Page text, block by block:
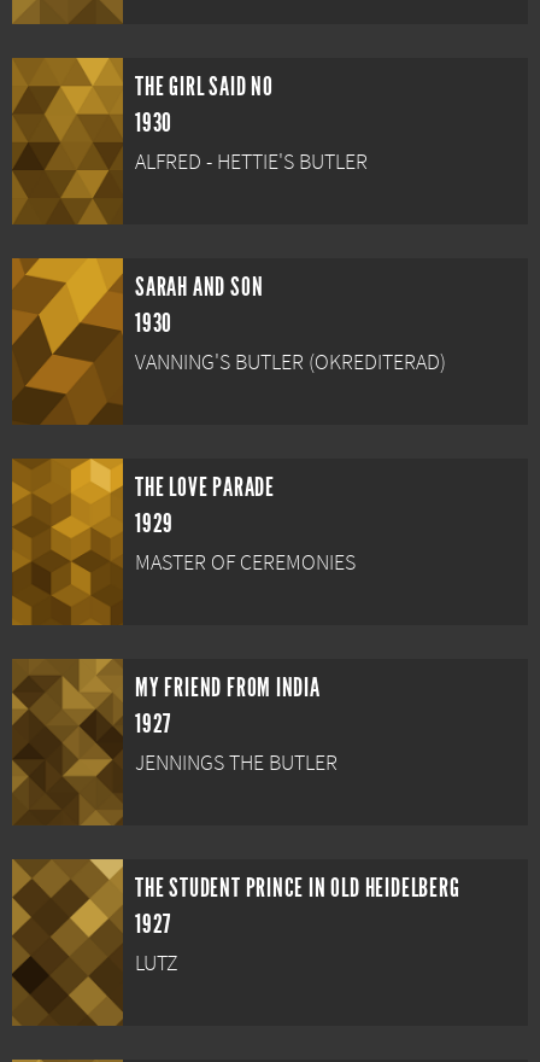
THE GIRL SAID NO
1930
ALFRED - HETTIE'S BUTLER
SARAH AND SON
1930
VANNING'S BUTLER (OKREDITERAD)
THE LOVE PARADE
1929
MASTER OF CEREMONIES
MY FRIEND FROM INDIA
1927
JENNINGS THE BUTLER
THE STUDENT PRINCE IN OLD HEIDELBERG
1927
LUTZ